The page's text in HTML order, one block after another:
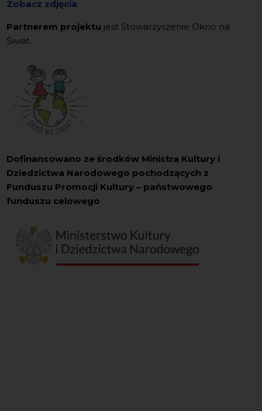
Zobacz zdjęcia
Partnerem projektu jest Stowarzyszenie Okno na
Świat.
Dofinansowano ze środków Ministra Kultury i
Dziedzictwa Narodowego pochodzących z
Funduszu Promocji Kultury – państwowego
funduszu celowego